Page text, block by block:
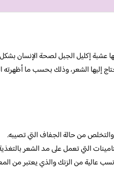
عشبة إكليل الجبل لصحة الإنسان
إليها الشعر، وذلك بحسب ما
من حالة الجفاف التي تصيبه.
التي تعمل على مد الشعر بالتغذية
عالية من الزنك والذي يعتبر من